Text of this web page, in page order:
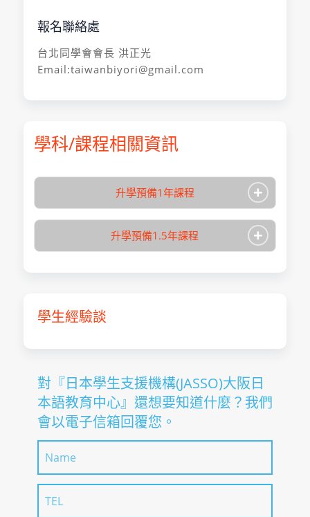
報名聯絡處
台北同學會會長 洪正光
Email:taiwanbiyori@gmail.com
學科/課程相關資訊
升學預備1年課程 +
修業期間
1年
總學習時數
1140
學習目的
升學日本語
取得學位/稱號
未設定
報名日期
止
升學預備1.5年課程 +
學校名稱
語教育中心
入學月
10月
修業期間
1.5年
總學習時數
1680
學習目的
取得學位/稱號
未設定
報名日期
學生經驗談
對『日本學生支援機構(JASSO)大阪日
本語教育中心』還想要知道什麼？我們
會以電子信箱回覆您。